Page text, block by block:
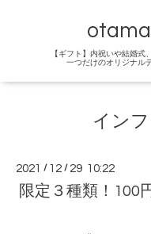
【ギフト】内祝いや結婚式
一つだけのオリジナル
イン
2021 / 12 / 29 10:22
限定３種類！100